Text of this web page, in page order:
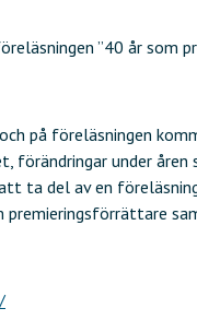
”40 år som
på föreläsningen
under åren
ta del av en